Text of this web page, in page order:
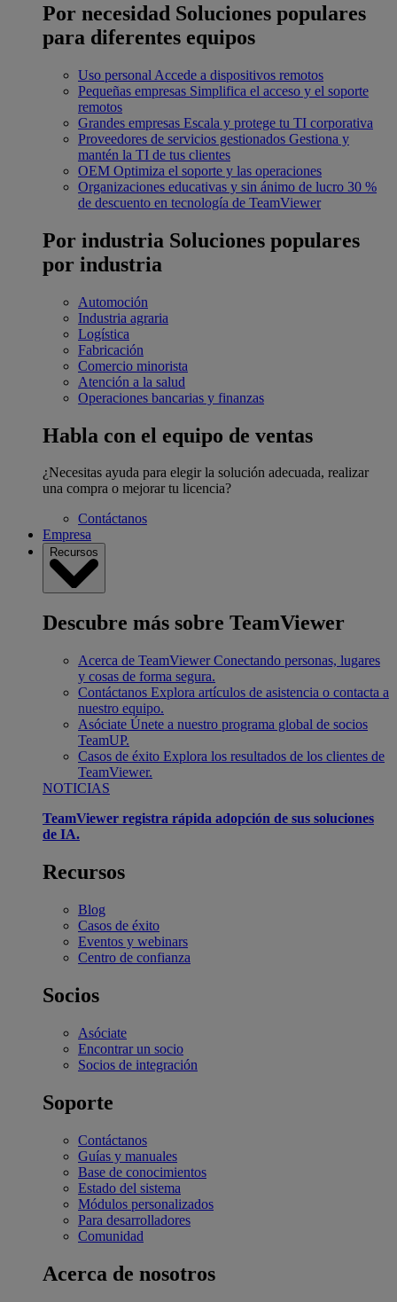
Por necesidad Soluciones populares
para diferentes equipos
Uso personal Accede a dispositivos remotos
Pequeñas empresas Simplifica el acceso y el soporte
remotos
Grandes empresas Escala y protege tu TI corporativa
Proveedores de servicios gestionados Gestiona y
mantén la TI de tus clientes
OEM Optimiza el soporte y las operaciones
Organizaciones educativas y sin ánimo de lucro 30 %
de descuento en tecnología de TeamViewer
Por industria Soluciones populares
por industria
Automoción
Industria agraria
Logística
Fabricación
Comercio minorista
Atención a la salud
Operaciones bancarias y finanzas
Habla con el equipo de ventas
¿Necesitas ayuda para elegir la solución adecuada, realizar
una compra o mejorar tu licencia?
Contáctanos
Empresa
Recursos
Descubre más sobre TeamViewer
Acerca de TeamViewer Conectando personas, lugares
y cosas de forma segura.
Contáctanos Explora artículos de asistencia o contacta a
nuestro equipo.
Asóciate Únete a nuestro programa global de socios
TeamUP.
Casos de éxito Explora los resultados de los clientes de
TeamViewer.
NOTICIAS
TeamViewer registra rápida adopción de sus soluciones
de IA.
Recursos
Blog
Casos de éxito
Eventos y webinars
Centro de confianza
Socios
Asóciate
Encontrar un socio
Socios de integración
Soporte
Contáctanos
Guías y manuales
Base de conocimientos
Estado del sistema
Módulos personalizados
Para desarrolladores
Comunidad
Acerca de nosotros